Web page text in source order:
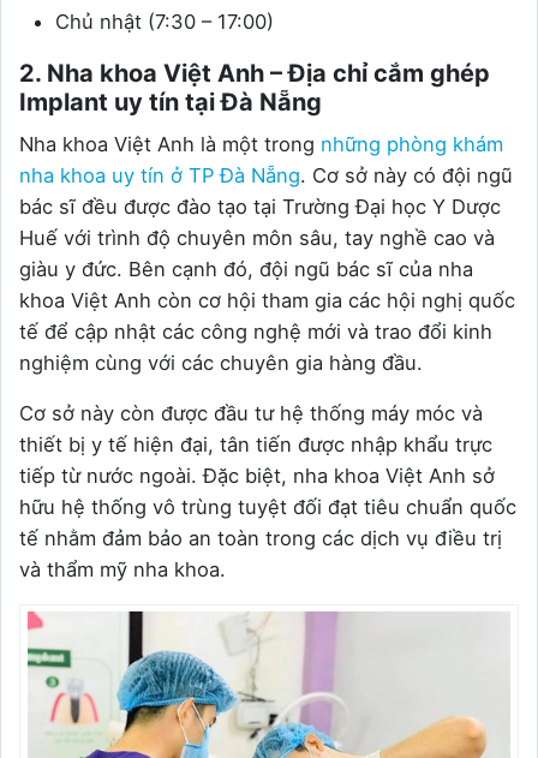
Chủ nhật (7:30 – 17:00)
2. Nha khoa Việt Anh – Địa chỉ cắm ghép
Implant uy tín tại Đà Nẵng
Nha khoa Việt Anh là một trong những phòng khám
nha khoa uy tín ở TP Đà Nẵng. Cơ sở này có đội ngũ
bác sĩ đều được đào tạo tại Trường Đại học Y Dược
Huế với trình độ chuyên môn sâu, tay nghề cao và
giàu y đức. Bên cạnh đó, đội ngũ bác sĩ của nha
khoa Việt Anh còn cơ hội tham gia các hội nghị quốc
tế để cập nhật các công nghệ mới và trao đổi kinh
nghiệm cùng với các chuyên gia hàng đầu.
Cơ sở này còn được đầu tư hệ thống máy móc và
thiết bị y tế hiện đại, tân tiến được nhập khẩu trực
tiếp từ nước ngoài. Đặc biệt, nha khoa Việt Anh sở
hữu hệ thống vô trùng tuyệt đối đạt tiêu chuẩn quốc
tế nhằm đảm bảo an toàn trong các dịch vụ điều trị
và thẩm mỹ nha khoa.